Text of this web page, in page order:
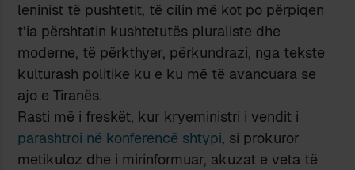
leninist të pushtetit, të cilin më kot po përpiqen
t’ia përshtatin kushtetutës pluraliste dhe
moderne, të përkthyer, përkundrazi, nga tekste
kulturash politike ku e ku më të avancuara se
ajo e Tiranës.
Rasti më i freskët, kur kryeministri i vendit i
parashtroi në konferencë shtypi, si prokuror
metikuloz dhe i mirinformuar, akuzat e veta të